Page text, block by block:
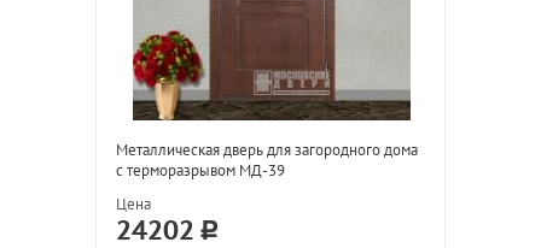
Металлическая дверь для загородного дома
с терморазрывом МД-39
Цена
24202